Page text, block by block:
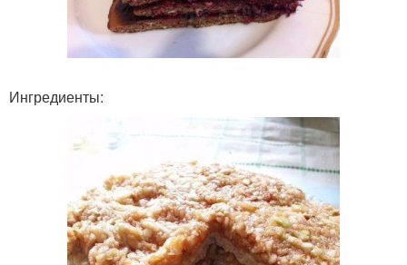
Ингредиенты: